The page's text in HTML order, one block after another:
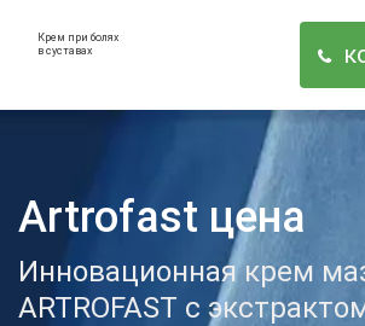
Крем при болях
в суставах
Artrofast цена
Инновационная крем
ARTROFAST с